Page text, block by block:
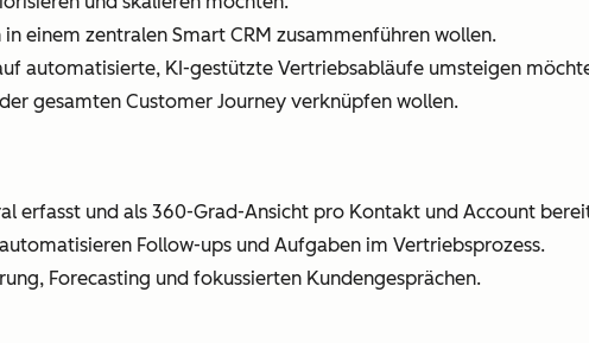
einem zentralen Smart CRM zusammenführen wollen.
automatisierte, KI-gestützte Vertriebsabläufe umsteigen
gesamten Customer Journey verknüpfen wollen.
erfasst und als 360-Grad-Ansicht pro Kontakt und Account
Follow-ups und Aufgaben im Vertriebsprozess.
Forecasting und fokussierten Kundengesprächen.